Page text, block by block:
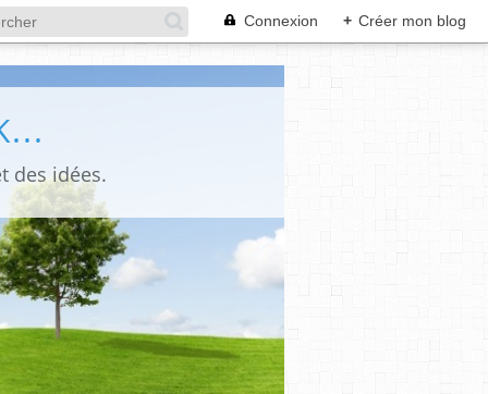
Connexion + Créer mon blog
des idées.